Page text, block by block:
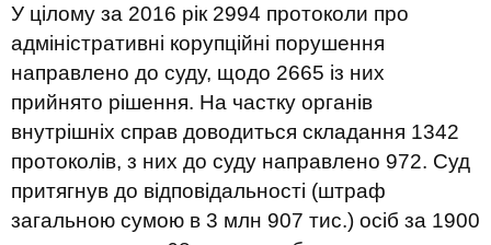
У цілому за 2016 рік 2994 протоколи про
адміністративні корупційні порушення
направлено до суду, щодо 2665 із них
прийнято рішення. На частку органів
внутрішніх справ доводиться складання 1342
протоколів, з них до суду направлено 972. Суд
притягнув до відповідальності (штраф
загальною сумою в 3 млн 907 тис.) осіб за 1900